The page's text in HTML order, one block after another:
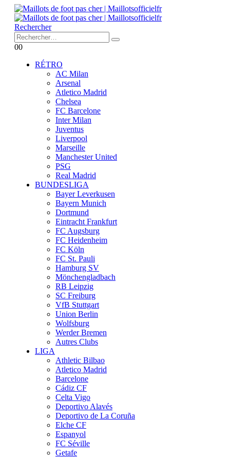
Rechercher
00
RÉTRO
AC Milan
Arsenal
Atletico Madrid
Chelsea
FC Barcelone
Inter Milan
Juventus
Liverpool
Marseille
Manchester United
PSG
Real Madrid
BUNDESLIGA
Bayer Leverkusen
Bayern Munich
Dortmund
Eintracht Frankfurt
FC Augsburg
FC Heidenheim
FC Köln
FC St. Pauli
Hamburg SV
Mönchengladbach
RB Leipzig
SC Freiburg
VfB Stuttgart
Union Berlin
Wolfsburg
Werder Bremen
Autres Clubs
LIGA
Athletic Bilbao
Atletico Madrid
Barcelone
Cádiz CF
Celta Vigo
Deportivo Alavés
Deportivo de La Coruña
Elche CF
Espanyol
FC Séville
Getafe